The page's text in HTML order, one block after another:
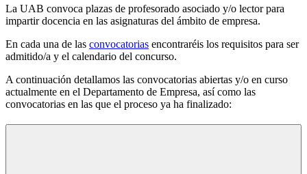
La UAB convoca plazas de profesorado asociado y/o lector para
impartir docencia en las asignaturas del ámbito de empresa.
En cada una de las convocatorias encontraréis los requisitos para ser
admitido/a y el calendario del concurso.
A continuación detallamos las convocatorias abiertas y/o en curso
actualmente en el Departamento de Empresa, así como las
convocatorias en las que el proceso ya ha finalizado: